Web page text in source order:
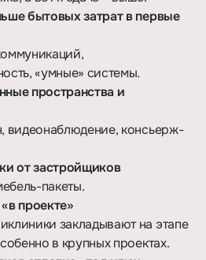
бытовых затрат в первые
«умные» системы.
пространства и
видеонаблюдение, консьерж-
от застройщиков
пакеты.
проекте»
закладывают на этапе
в крупных проектах.